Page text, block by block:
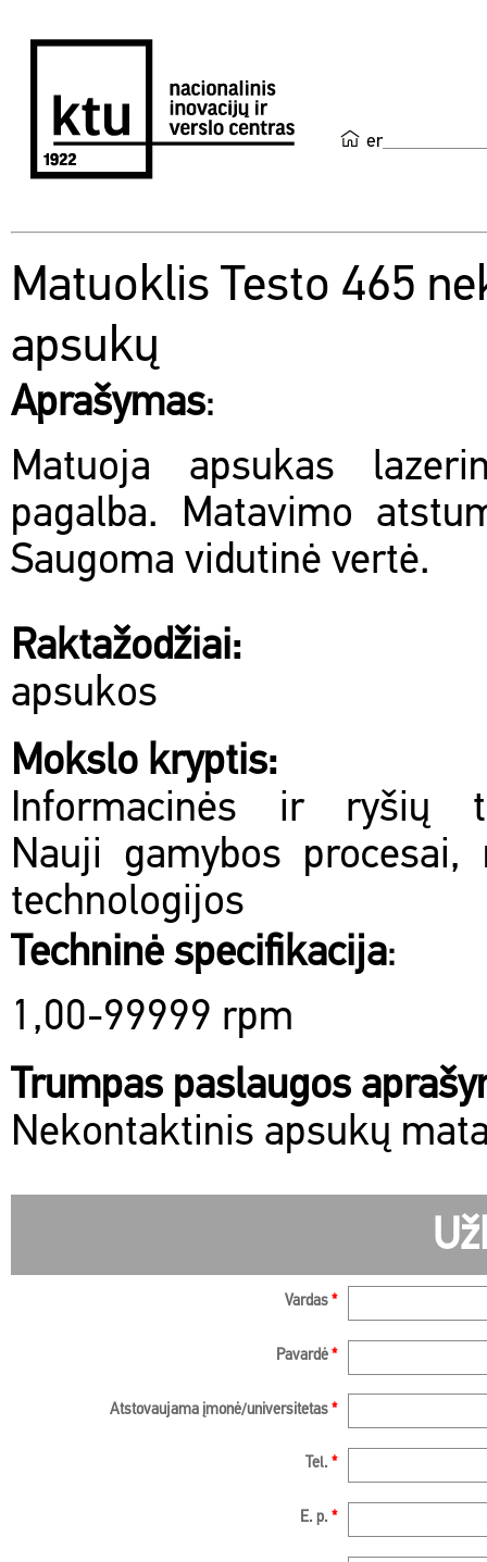
en
Matuoklis Testo 465
apsukų
Aprašymas:
Matuoja apsukas
pagalba. Matavimo
Saugoma vidutinė vertė.
Raktažodžiai:
apsukos
Mokslo kryptis:
Informacinės ir ryšių
Nauji gamybos procesai,
technologijos
Techninė specifikacija:
1,00-99999 rpm
Trumpas paslaugos
Nekontaktinis apsukų
Vardas *
Pavardė *
Atstovaujama įmonė/universitetas *
Tel. *
E. p. *